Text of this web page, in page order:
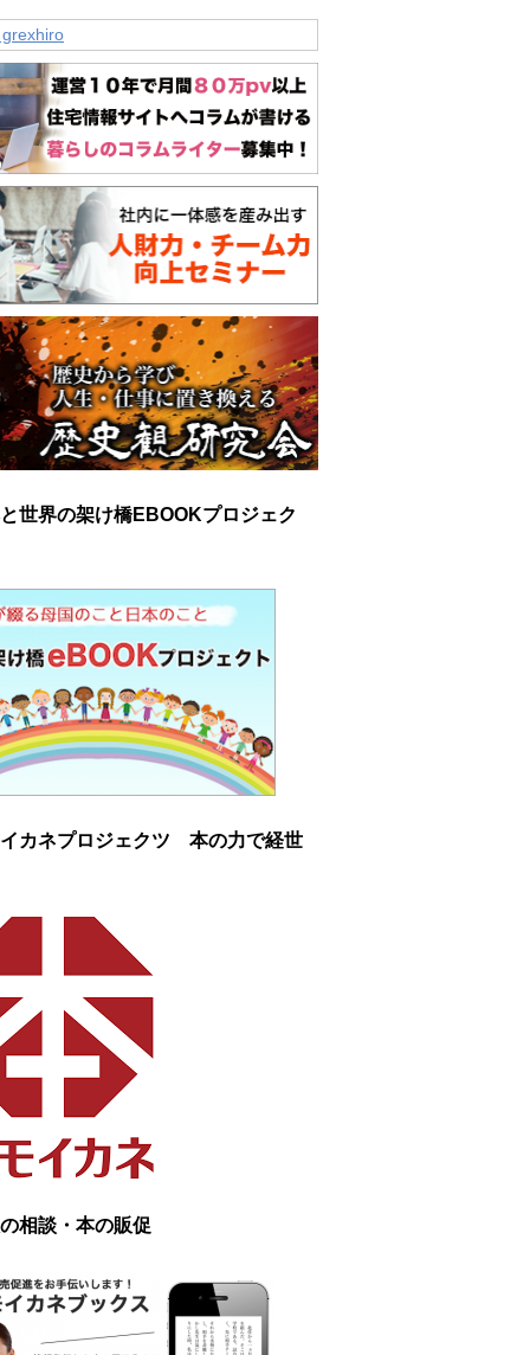
世界の架け橋EBOOKプロジェク
カネプロジェクツ 本の力で経世
相談・本の販促